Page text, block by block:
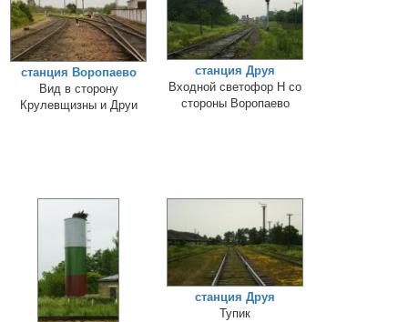
станция Воропаево
Вид в сторону
Крулевщизны и Друи
станция Друя
Входной светофор Н со
стороны Воропаево
станция Друя
Тупик